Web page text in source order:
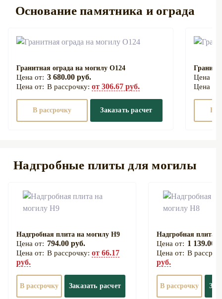
Основание памятника и ограда
Гранитная ограда на могилу О124
3 680.00 руб.
В рассрочку: от 306.67 руб.
В рассрочку Заказать расчет В
Надгробные плиты для могилы
Надгробная плита на могилу Н9
794.00 руб.
В рассрочку: от 66.17
руб.
В рассрочку Заказать расчет
Надгробная плита
1 139.00
В
руб.
В рассрочку